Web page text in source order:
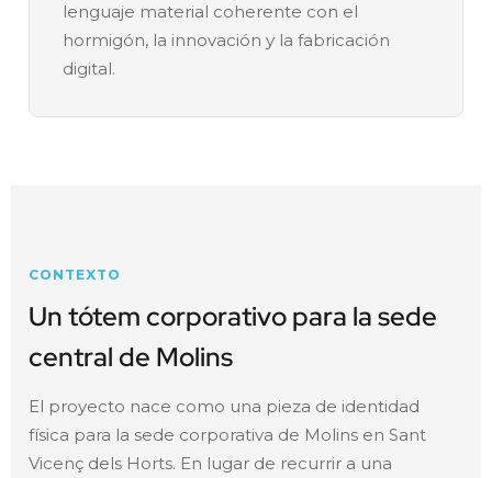
lenguaje material coherente con el
hormigón, la innovación y la fabricación
digital.
CONTEXTO
Un tótem corporativo para la sede
central de Molins
El proyecto nace como una pieza de identidad
física para la sede corporativa de Molins en Sant
Vicenç dels Horts. En lugar de recurrir a una